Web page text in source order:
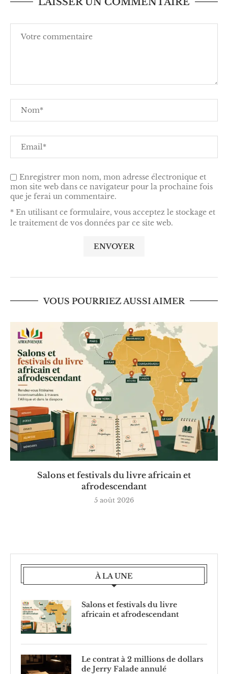
Enregistrer mon nom, mon adresse électronique et
mon site web dans ce navigateur pour la prochaine fois
que je ferai un commentaire.
* En utilisant ce formulaire, vous acceptez le stockage et
le traitement de vos données par ce site web.
VOUS POURRIEZ AUSSI AIMER
Salons et festivals du livre africain et
afrodescendant
5 août 2026
À LA UNE
Salons et festivals du livre
africain et afrodescendant
Le contrat à 2 millions de dollars
de Jerry Falade annulé